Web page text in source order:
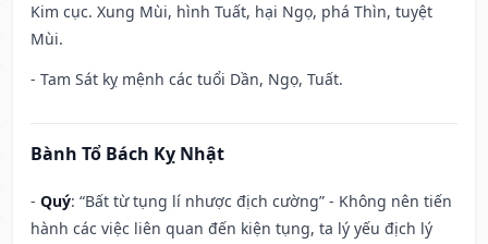
Kim cục. Xung Mùi, hình Tuất, hại Ngọ, phá Thìn, tuyệt
Mùi.
- Tam Sát kỵ mệnh các tuổi Dần, Ngọ, Tuất.
Bành Tổ Bách Kỵ Nhật
- Quý: “Bất từ tụng lí nhược địch cường” - Không nên tiến
hành các việc liên quan đến kiện tụng, ta lý yếu địch lý